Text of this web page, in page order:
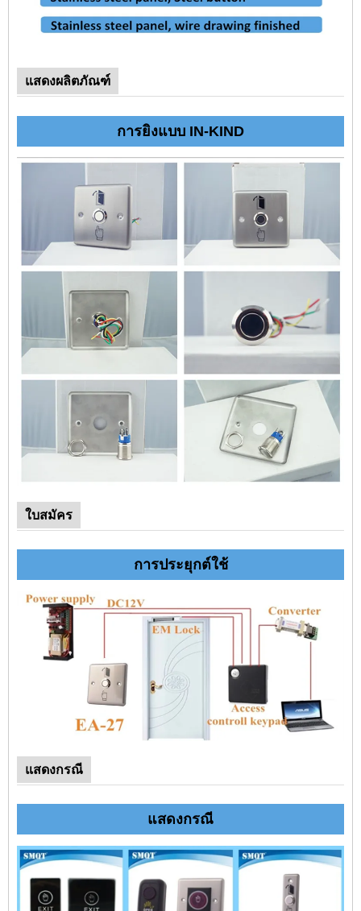
แสดงผลิตภัณฑ์
การยิงแบบ IN-KIND
ใบสมัคร
การประยุกต์ใช้
แสดงกรณี
แสดงกรณี